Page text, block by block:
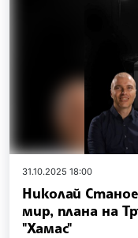
31.10.2025 18:00
Николай
мир, плана на
"Хамас"